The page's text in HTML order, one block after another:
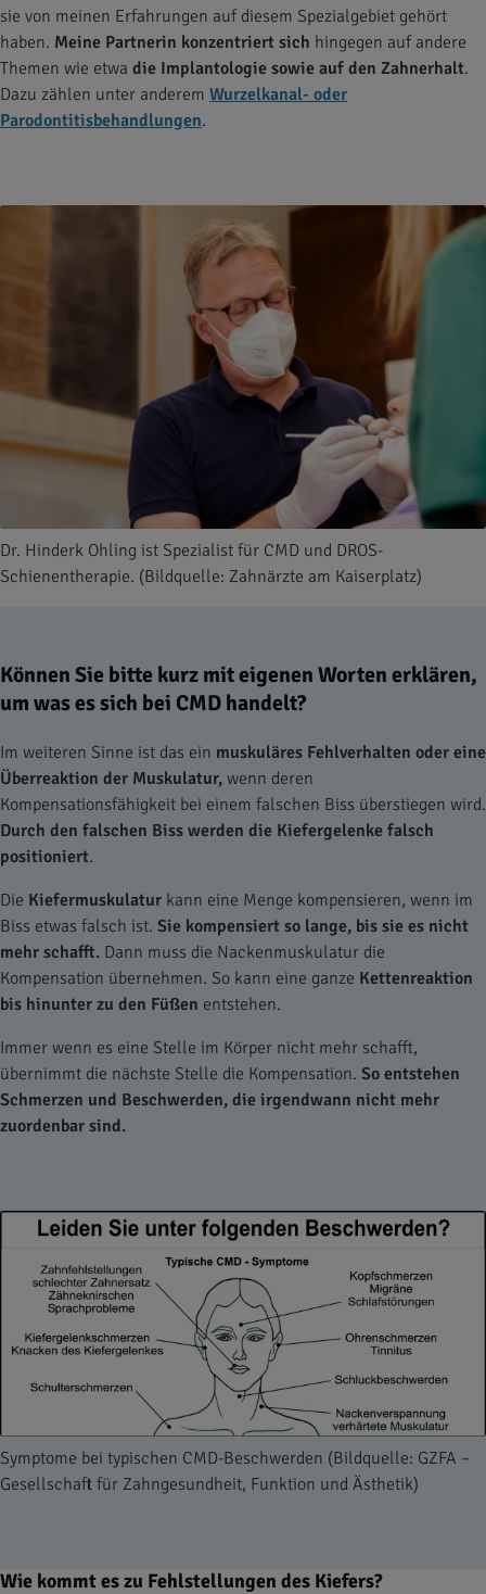
sie von meinen Erfahrungen auf diesem Spezialgebiet gehört
haben. Meine Partnerin konzentriert sich hingegen auf andere
Themen wie etwa die Implantologie sowie auf den Zahnerhalt.
Dazu zählen unter anderem Wurzelkanal- oder
Parodontitisbehandlungen.
Dr. Hinderk Ohling ist Spezialist für CMD und DROS-
Schienentherapie. (Bildquelle: Zahnärzte am Kaiserplatz)
Können Sie bitte kurz mit eigenen Worten erklären,
um was es sich bei CMD handelt?
Im weiteren Sinne ist das ein muskuläres Fehlverhalten oder eine
Überreaktion der Muskulatur, wenn deren
Kompensationsfähigkeit bei einem falschen Biss überstiegen wird.
Durch den falschen Biss werden die Kiefergelenke falsch
positioniert.
Die Kiefermuskulatur kann eine Menge kompensieren, wenn im
Biss etwas falsch ist. Sie kompensiert so lange, bis sie es nicht
mehr schafft. Dann muss die Nackenmuskulatur die
Kompensation übernehmen. So kann eine ganze Kettenreaktion
bis hinunter zu den Füßen entstehen.
Immer wenn es eine Stelle im Körper nicht mehr schafft,
übernimmt die nächste Stelle die Kompensation. So entstehen
Schmerzen und Beschwerden, die irgendwann nicht mehr
zuordenbar sind.
Symptome bei typischen CMD-Beschwerden (Bildquelle: GZFA –
Gesellschaft für Zahngesundheit, Funktion und Ästhetik)
Wie kommt es zu Fehlstellungen des Kiefers?